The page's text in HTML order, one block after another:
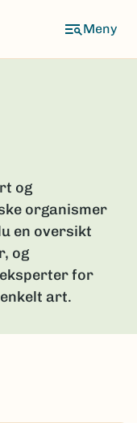
og
organismer
en oversikt
og
for
art.